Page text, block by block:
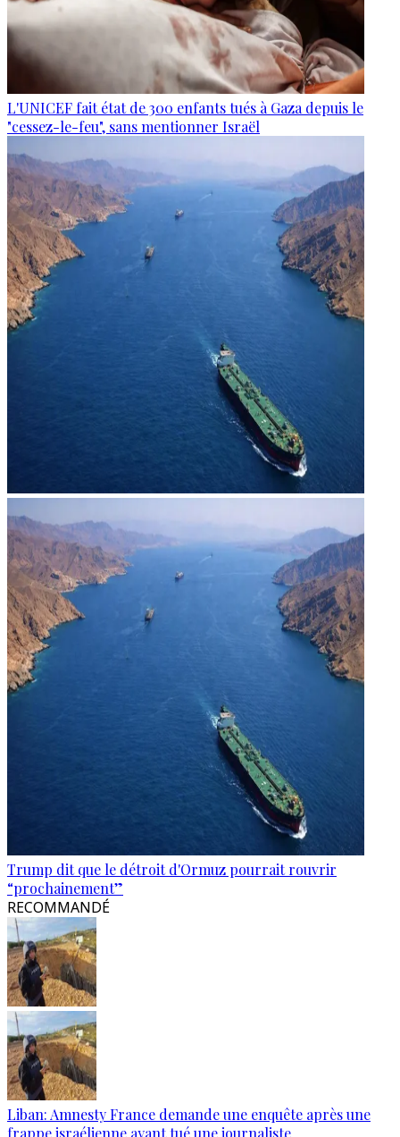
L'UNICEF fait état de 300 enfants tués à Gaza depuis le
"cessez-le-feu", sans mentionner Israël
Trump dit que le détroit d'Ormuz pourrait rouvrir
“prochainement”
RECOMMANDÉ
Liban: Amnesty France demande une enquête après une
frappe israélienne ayant tué une journaliste